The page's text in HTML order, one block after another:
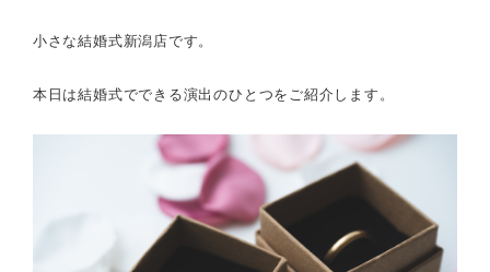
小さな結婚式新潟店です。
本日は結婚式でできる演出のひとつをご紹介します。